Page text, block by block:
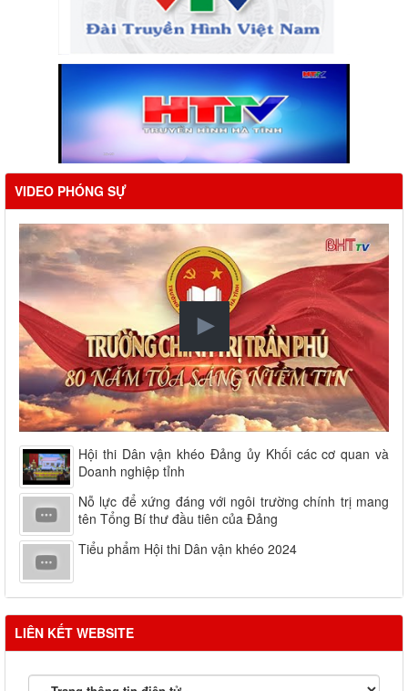
VIDEO PHÓNG SỰ
Hội thi Dân vận khéo Đảng ủy Khối các cơ quan và
Doanh nghiệp tỉnh
Nỗ lực để xứng đáng với ngôi trường chính trị mang
tên Tổng Bí thư đầu tiên của Đảng
Tiểu phẩm Hội thi Dân vận khéo 2024
LIÊN KẾT WEBSITE